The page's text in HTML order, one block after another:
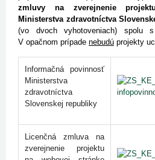
zmluvy na zverejnenie
Ministerstva zdravotníctva
(vo dvoch vyhotoveniach) spolu s
V opačnom prípade nebudú projekty
Informačná povinnosť
Ministerstva
zdravotníctva
Slovenskej republiky
Licenčná zmluva na
zverejnenie projektu